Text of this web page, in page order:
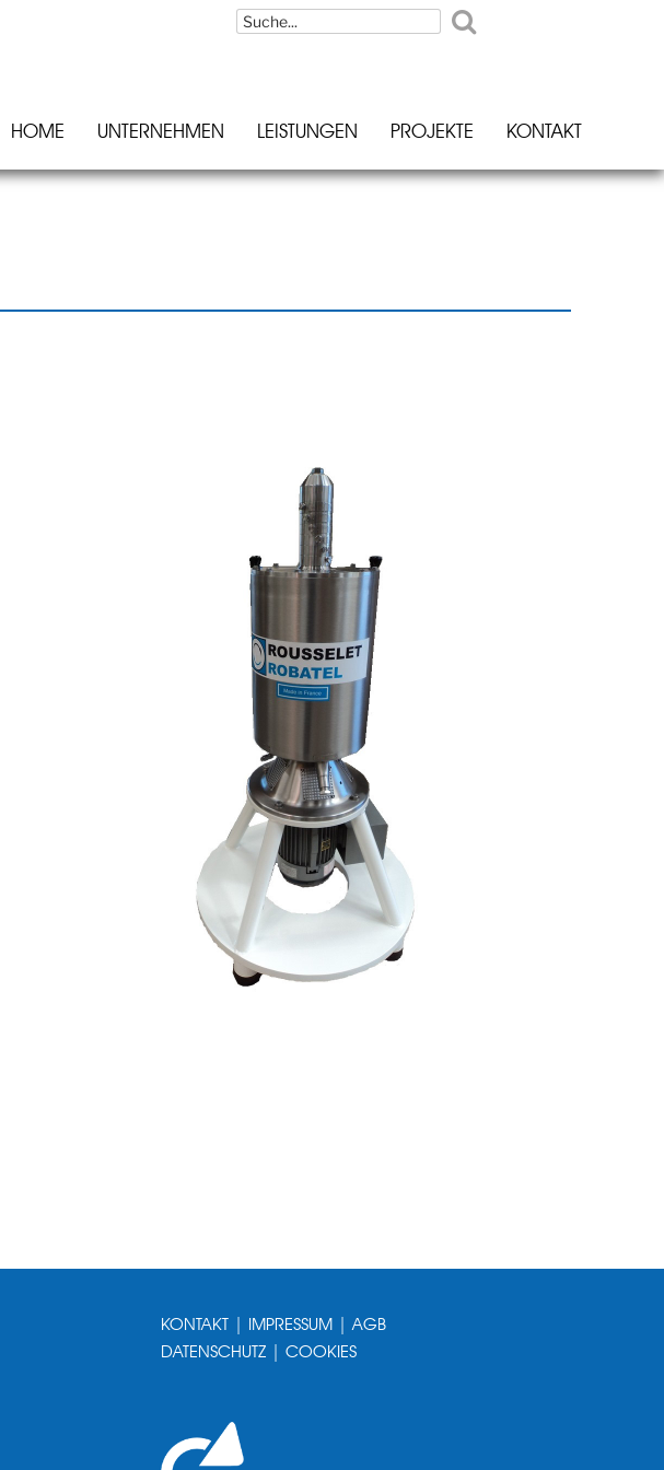
HOME UNTERNEHMEN LEISTUNGEN PROJEKTE KONTAKT
KONTAKT IMPRESSUM|AGB
DATENSCHUTZ| COOKIES